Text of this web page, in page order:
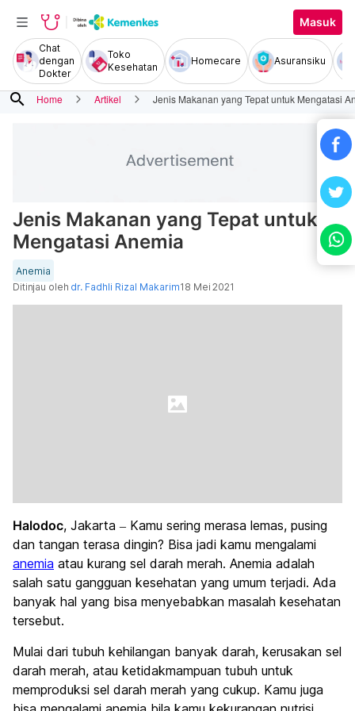
Masuk
Chat
dengan
Dokter
Toko
Kesehatan
Homecare Asuransiku
search Home Artikel Jenis Makanan yang Tepat untuk Mengatasi
Jenis Makanan yang Tepat untuk
Mengatasi Anemia
Anemia
Ditinjau oleh dr. Fadhli Rizal Makarim18 Mei 2021
Halodoc, Jakarta – Kamu sering merasa lemas, pusing
dan tangan terasa dingin? Bisa jadi kamu mengalami
anemia atau kurang sel darah merah. Anemia adalah
salah satu gangguan kesehatan yang umum terjadi. Ada
banyak hal yang bisa menyebabkan masalah kesehatan
tersebut.
Mulai dari tubuh kehilangan banyak darah, kerusakan sel
darah merah, atau ketidakmampuan tubuh untuk
memproduksi sel darah merah yang cukup. Kamu juga